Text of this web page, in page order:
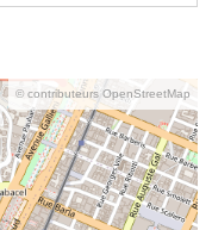
© contributeurs OpenStreetMap